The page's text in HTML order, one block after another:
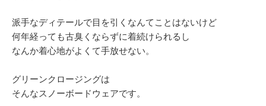
派手なディテールで目を引くなんてことはないけど
何年経っても古臭くならずに着続けられるし
なんか着心地がよくて手放せない。
グリーンクロージングは
そんなスノーボードウェアです。